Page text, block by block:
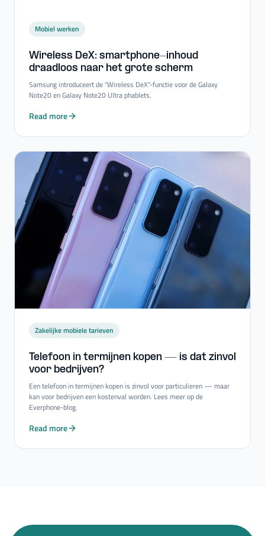
Mobiel werken
Wireless DeX: smartphone-​inhoud
draadloos naar het grote scherm
Samsung introduceert de "Wireless DeX"-functie voor de Galaxy
Note20 en Galaxy Note20 Ultra phablets.
Read more
Zakelijke mobiele tarieven
Telefoon in termijnen kopen — is dat zinvol
voor bedrijven?
Een telefoon in termijnen kopen is zinvol voor particulieren — maar
kan voor bedrijven een kostenval worden. Lees meer op de
Everphone-blog.
Read more